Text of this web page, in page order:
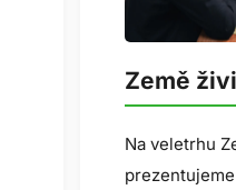
Země
Na veletrhu